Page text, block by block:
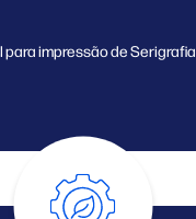
para impressão de Serigrafia